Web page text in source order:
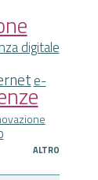
digitale
e-
ALTRO